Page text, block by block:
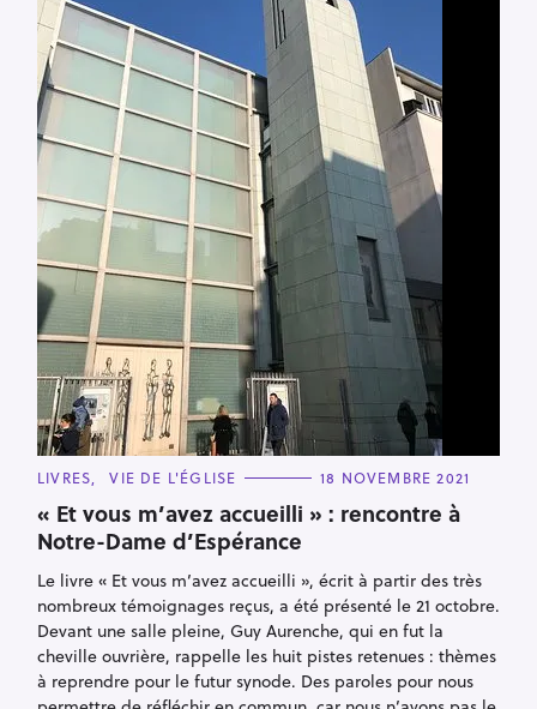
C
T
E
G
O
R
I
E
S
LIVRES VIE DE L'ÉGLISE 18 NOVEMBRE 2021
« Et vous m’avez accueilli » : rencontre à
Notre-Dame d’Espérance
Le livre « Et vous m’avez accueilli », écrit à partir des très
nombreux témoignages reçus, a été présenté le 21 octobre.
Devant une salle pleine, Guy Aurenche, qui en fut la
cheville ouvrière, rappelle les huit pistes retenues : thèmes
à reprendre pour le futur synode. Des paroles pour nous